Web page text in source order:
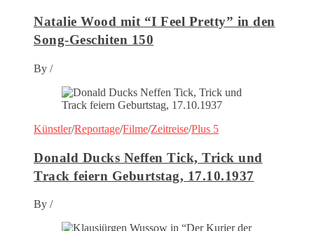
Natalie Wood mit “I Feel Pretty” in den
Song-Geschiten 150
By /
Künstler/Reportage/Filme/Zeitreise/Plus 5
Donald Ducks Neffen Tick, Trick und
Track feiern Geburtstag, 17.10.1937
By /